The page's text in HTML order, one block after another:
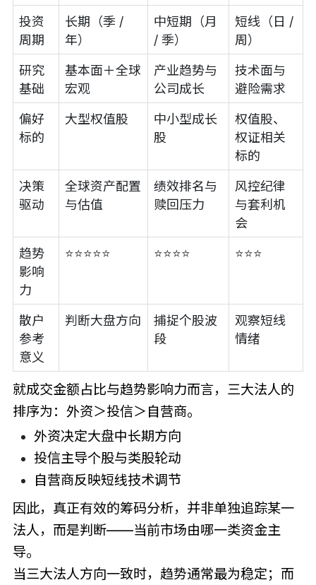
投资
周期
长期（季 /
年）
中短期（月
/ 季）
短线（日 /
周）
研究
基础
基本面＋全球
宏观
产业趋势与
公司成长
技术面与
避险需求
偏好
标的
大型权值股
中小型成长
股
权值股、
权证相关
标的
决策
驱动
全球资产配置
与估值
绩效排名与
赎回压力
风控纪律
与套利机
会
趋势
影响
力
⭐⭐⭐⭐⭐ ⭐⭐⭐⭐ ⭐⭐⭐
散户
参考
意义
判断大盘方向
捕捉个股波
段
观察短线
情绪
就成交金额占比与趋势影响力而言，三大法人的
排序为：外资＞投信＞自营商。
外资决定大盘中长期方向
投信主导个股与类股轮动
自营商反映短线技术调节
因此，真正有效的筹码分析，并非单独追踪某一
法人，而是判断——当前市场由哪一类资金主
导。
当三大法人方向一致时，趋势通常最为稳定；而